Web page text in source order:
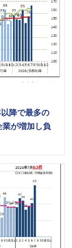
降で最多の
が増加し負